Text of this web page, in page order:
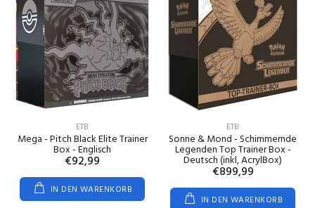
ETB
Mega - Pitch Black Elite Trainer
Box - Englisch
€92,99
IN DEN WARENKORB
ETB
Sonne & Mond - Schimmernde
Legenden Top Trainer Box -
Deutsch (inkl, AcrylBox)
€899,99
IN DEN WARENKORB